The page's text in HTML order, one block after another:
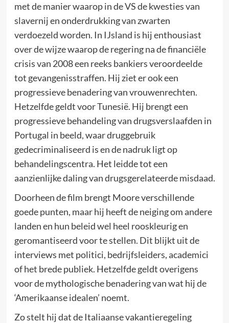
met de manier waarop in de VS de kwesties van
slavernij en onderdrukking van zwarten
verdoezeld worden. In IJsland is hij enthousiast
over de wijze waarop de regering na de financiële
crisis van 2008 een reeks bankiers veroordeelde
tot gevangenisstraffen. Hij ziet er ook een
progressieve benadering van vrouwenrechten.
Hetzelfde geldt voor Tunesië. Hij brengt een
progressieve behandeling van drugsverslaafden in
Portugal in beeld, waar druggebruik
gedecriminaliseerd is en de nadruk ligt op
behandelingscentra. Het leidde tot een
aanzienlijke daling van drugsgerelateerde misdaad.
Doorheen de film brengt Moore verschillende
goede punten, maar hij heeft de neiging om andere
landen en hun beleid wel heel rooskleurig en
geromantiseerd voor te stellen. Dit blijkt uit de
interviews met politici, bedrijfsleiders, academici
of het brede publiek. Hetzelfde geldt overigens
voor de mythologische benadering van wat hij de
‘Amerikaanse idealen’ noemt.
Zo stelt hij dat de Italiaanse vakantieregeling